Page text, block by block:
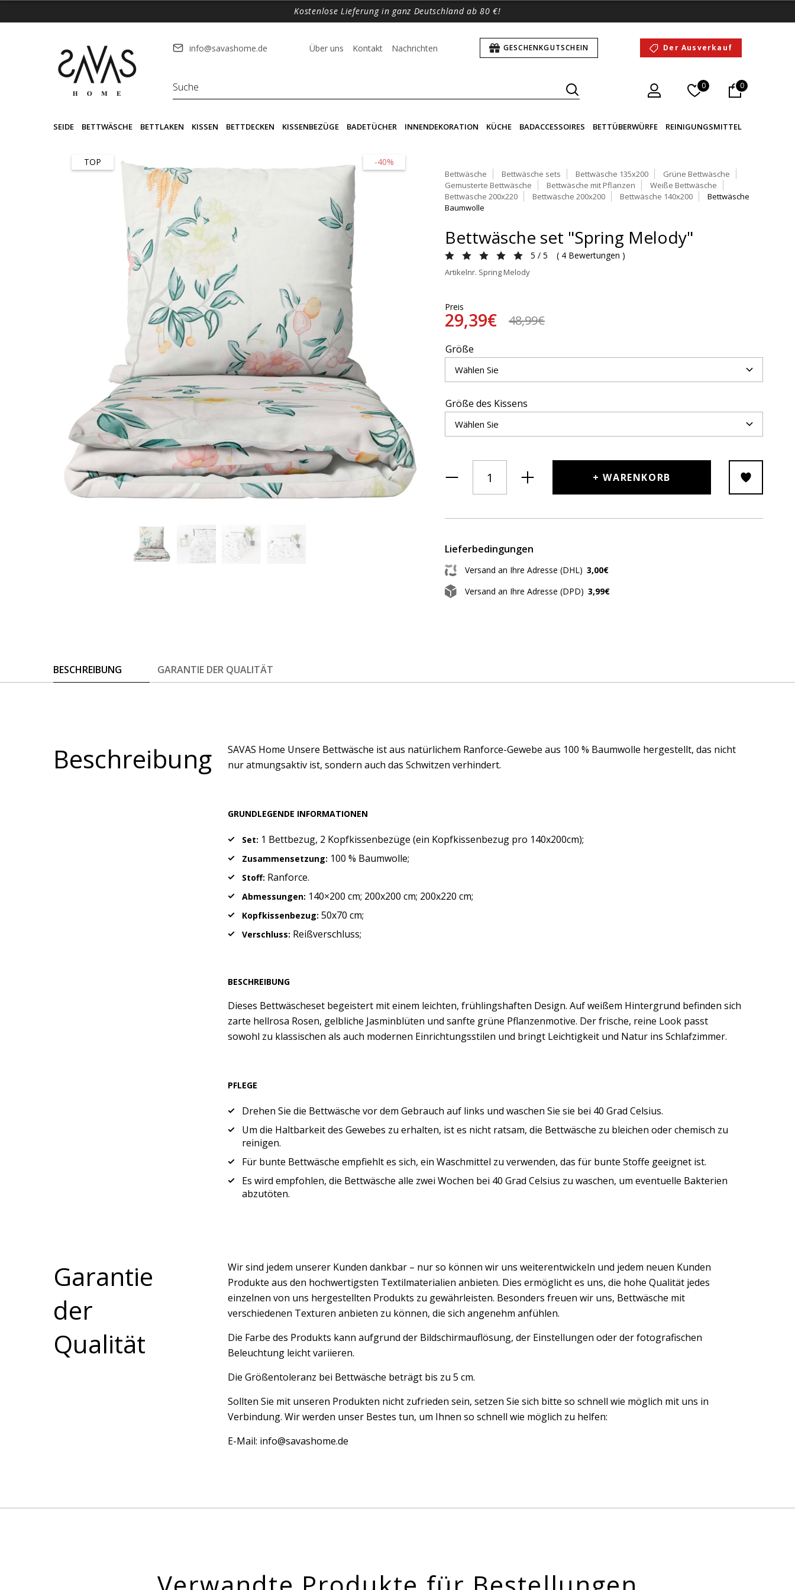
Kostenlose Lieferung in ganz Deutschland ab 80 €!
info@savashome.de Über uns Kontakt Nachrichten GESCHENKGUTSCHEIN Der Ausverkauf
0 0
SEIDE BETTWÄSCHE BETTLAKEN KISSEN BETTDECKEN KISSENBEZÜGE BADETÜCHER INNENDEKORATION KÜCHE BADACCESSOIRES BETTÜBERWÜRFE REINIGUNGSMITTEL
-40%
TOP
Bettwäsche Bettwäsche sets Bettwäsche 135x200
Grüne Bettwäsche
Gemusterte Bettwäsche
Bettwäsche mit Pflanzen
Weiße Bettwäsche
Bettwäsche 200x220
Bettwäsche 200x200 Bettwäsche 140x200
Bettwäsche
Baumwolle
Bettwäsche set "Spring Melody"
5 / 5 ( 4 Bewertungen )
Artikelnr. Spring Melody
Preis
29,39€ 48,99€
Größe
Größe des Kissens
+ WARENKORB
Lieferbedingungen
Versand an Ihre Adresse (DHL) 3,00€
Versand an Ihre Adresse (DPD) 3,99€
BESCHREIBUNG GARANTIE DER QUALITÄT
Beschreibung
SAVAS Home Unsere Bettwäsche ist aus natürlichem Ranforce-Gewebe aus 100 % Baumwolle hergestellt, das nicht
nur atmungsaktiv ist, sondern auch das Schwitzen verhindert.
GRUNDLEGENDE INFORMATIONEN
Set: 1 Bettbezug, 2 Kopfkissenbezüge (ein Kopfkissenbezug pro 140x200cm);
Zusammensetzung: 100 % Baumwolle;
Stoff: Ranforce.
Abmessungen: 140×200 cm; 200x200 cm; 200x220 cm;
Kopfkissenbezug: 50x70 cm;
Verschluss: Reißverschluss;
BESCHREIBUNG
Dieses Bettwäscheset begeistert mit einem leichten, frühlingshaften Design. Auf weißem Hintergrund befinden sich
zarte hellrosa Rosen, gelbliche Jasminblüten und sanfte grüne Pflanzenmotive. Der frische, reine Look passt
sowohl zu klassischen als auch modernen Einrichtungsstilen und bringt Leichtigkeit und Natur ins Schlafzimmer.
PFLEGE
Drehen Sie die Bettwäsche vor dem Gebrauch auf links und waschen Sie sie bei 40 Grad Celsius.
Um die Haltbarkeit des Gewebes zu erhalten, ist es nicht ratsam, die Bettwäsche zu bleichen oder chemisch zu
reinigen.
Für bunte Bettwäsche empfiehlt es sich, ein Waschmittel zu verwenden, das für bunte Stoffe geeignet ist.
Es wird empfohlen, die Bettwäsche alle zwei Wochen bei 40 Grad Celsius zu waschen, um eventuelle Bakterien
abzutöten.
Garantie
der
Qualität
Wir sind jedem unserer Kunden dankbar – nur so können wir uns weiterentwickeln und jedem neuen Kunden
Produkte aus den hochwertigsten Textilmaterialien anbieten. Dies ermöglicht es uns, die hohe Qualität jedes
einzelnen von uns hergestellten Produkts zu gewährleisten. Besonders freuen wir uns, Bettwäsche mit
verschiedenen Texturen anbieten zu können, die sich angenehm anfühlen.
Die Farbe des Produkts kann aufgrund der Bildschirmauflösung, der Einstellungen oder der fotografischen
Beleuchtung leicht variieren.
Die Größentoleranz bei Bettwäsche beträgt bis zu 5 cm.
Sollten Sie mit unseren Produkten nicht zufrieden sein, setzen Sie sich bitte so schnell wie möglich mit uns in
Verbindung. Wir werden unser Bestes tun, um Ihnen so schnell wie möglich zu helfen:
E-Mail: info@savashome.de